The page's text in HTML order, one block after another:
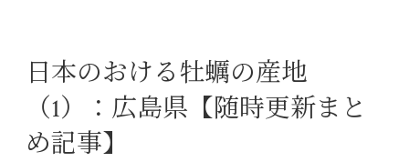
日本のおける牡蠣の産地
（1）：広島県【随時更新まと
め記事】